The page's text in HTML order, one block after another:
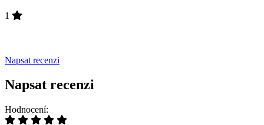
1
Napsat recenzi
Napsat recenzi
Hodnocení: